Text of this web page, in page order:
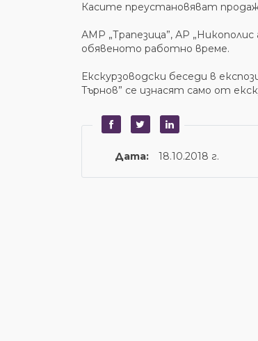
Касите преустановяват
АМР „Трапезица”, АР
обявеното работно време.
Екскурзоводски беседи в
Търнов” се изнасят само от
Дата: 18.10.2018 г.